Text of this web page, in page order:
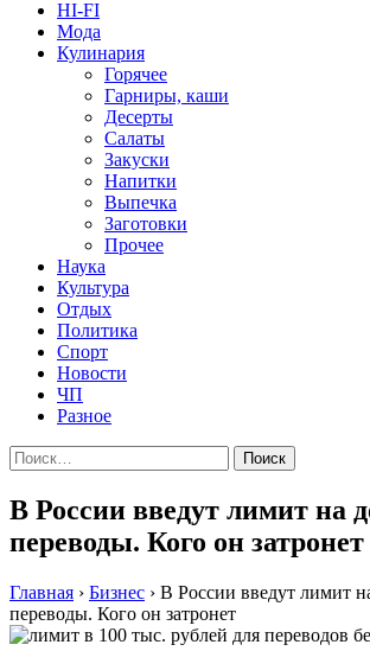
HI-FI
Мода
Кулинария
Горячее
Гарниры, каши
Десерты
Салаты
Закуски
Напитки
Выпечка
Заготовки
Прочее
Наука
Культура
Отдых
Политика
Спорт
Новости
ЧП
Разное
Найти:
В России введут лимит на
переводы. Кого он затронет
Главная › Бизнес › В России введут лимит
переводы. Кого он затронет